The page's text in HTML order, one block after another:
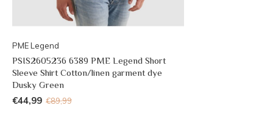
PME Legend
PSIS2605236 6389 PME Legend Short
Sleeve Shirt Cotton/linen garment dye
Dusky Green
€44,99 €89,99